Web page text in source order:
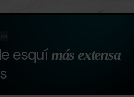
esquímás extensa